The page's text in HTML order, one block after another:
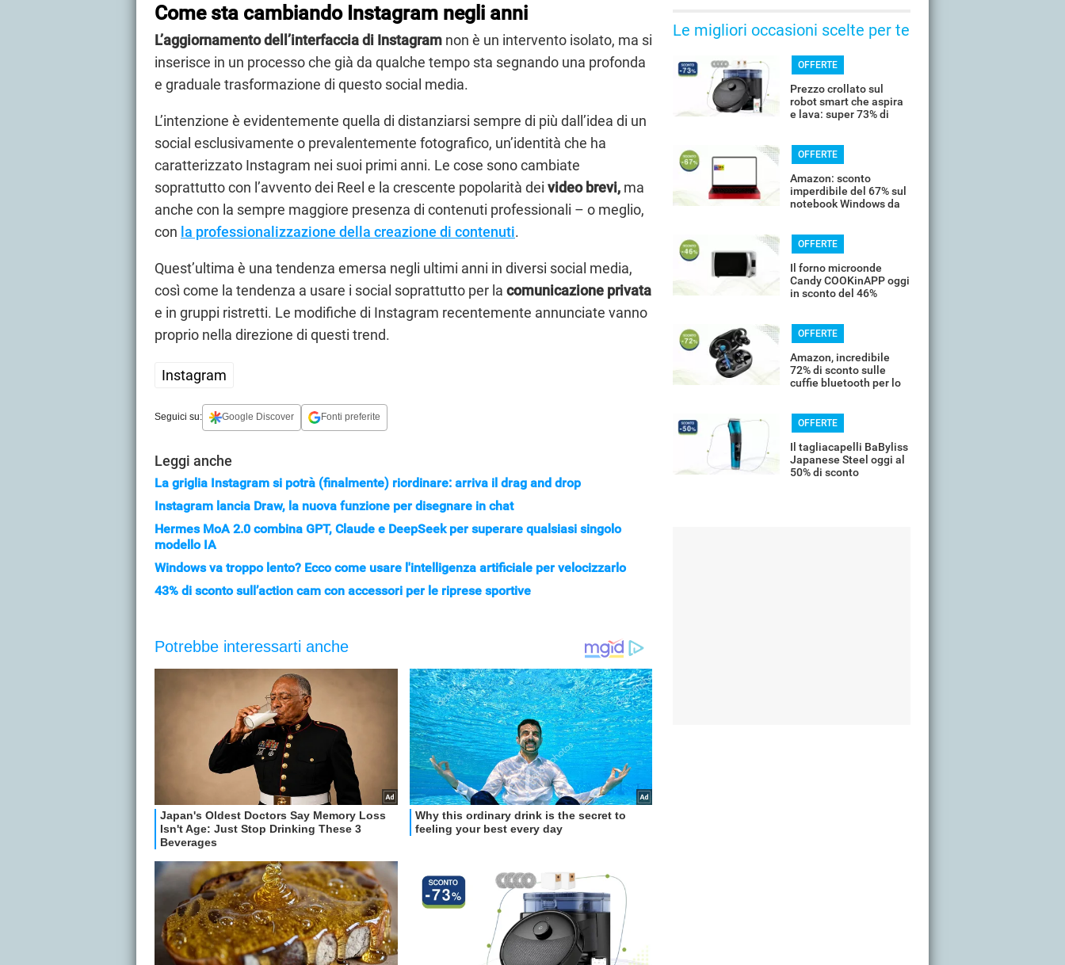
Come sta cambiando Instagram negli anni
L’aggiornamento dell’interfaccia di Instagram non è un intervento isolato, ma si
inserisce in un processo che già da qualche tempo sta segnando una profonda
e graduale trasformazione di questo social media.
L’intenzione è evidentemente quella di distanziarsi sempre di più dall’idea di un
social esclusivamente o prevalentemente fotografico, un’identità che ha
caratterizzato Instagram nei suoi primi anni. Le cose sono cambiate
soprattutto con l’avvento dei Reel e la crescente popolarità dei video brevi, ma
anche con la sempre maggiore presenza di contenuti professionali – o meglio,
con la professionalizzazione della creazione di contenuti.
Quest’ultima è una tendenza emersa negli ultimi anni in diversi social media,
così come la tendenza a usare i social soprattutto per la comunicazione privata
e in gruppi ristretti. Le modifiche di Instagram recentemente annunciate vanno
proprio nella direzione di questi trend.
Instagram
Seguici su: Google Discover Fonti preferite
Leggi anche
La griglia Instagram si potrà (finalmente) riordinare: arriva il drag and drop
Instagram lancia Draw, la nuova funzione per disegnare in chat
Hermes MoA 2.0 combina GPT, Claude e DeepSeek per superare qualsiasi singolo
modello IA
Windows va troppo lento? Ecco come usare l'intelligenza artificiale per velocizzarlo
43% di sconto sull’action cam con accessori per le riprese sportive
Le migliori occasioni scelte per te
OFFERTE
Prezzo crollato sul
robot smart che aspira
e lava: super 73% di
OFFERTE
Amazon: sconto
imperdibile del 67% sul
notebook Windows da
OFFERTE
Il forno microonde
Candy COOKinAPP oggi
in sconto del 46%
OFFERTE
Amazon, incredibile
72% di sconto sulle
cuffie bluetooth per lo
OFFERTE
Il tagliacapelli BaByliss
Japanese Steel oggi al
50% di sconto